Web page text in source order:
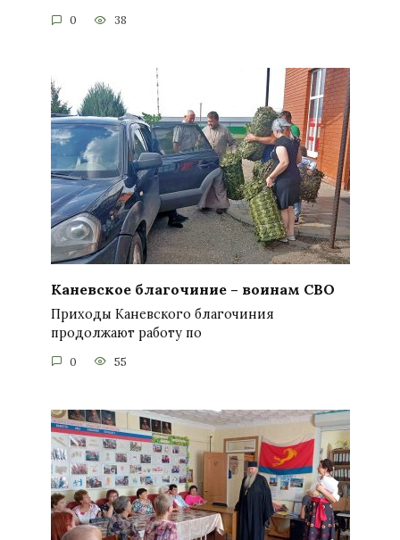
0 38
Каневское благочиние – воинам СВО
Приходы Каневского благочиния
продолжают работу по
0 55